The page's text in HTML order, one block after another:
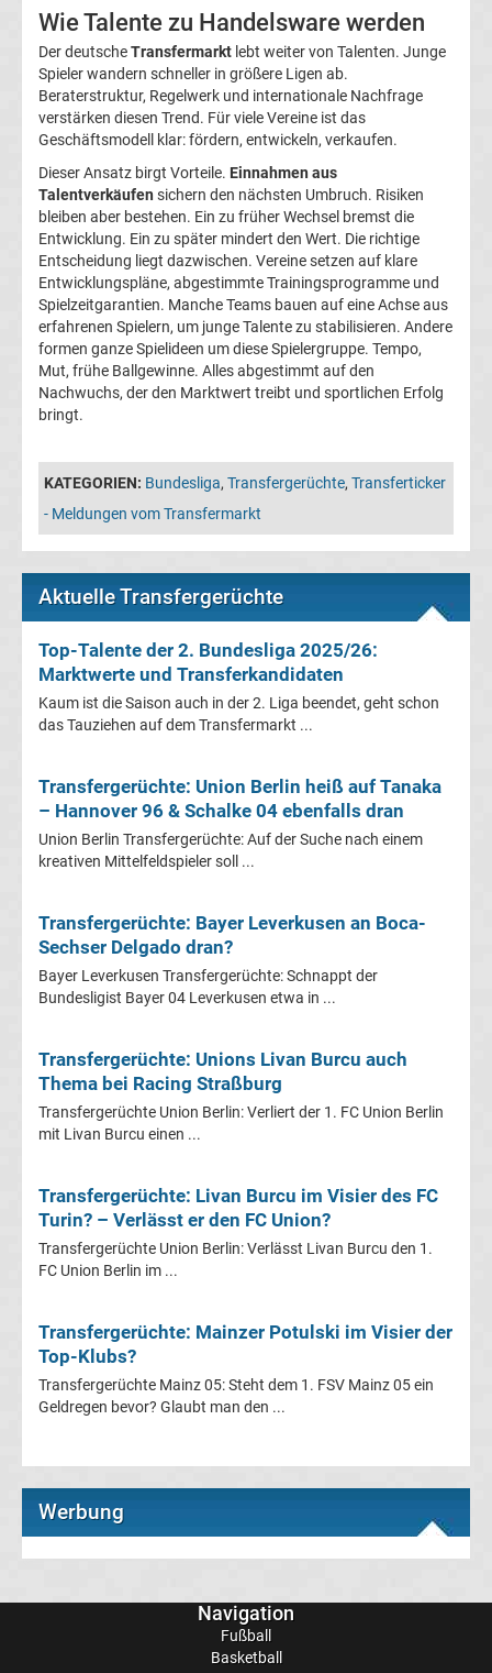
League
Premier
La
Liga
Serie
A
Süper
Internat.
Fußball
UEFA
League
Fußball
WM
Fußball
Frauenfußball
Transfergerüchte
Transferticker
Meldungen
Wie Talente zu Handelsware werden
Der deutscheTransfermarkt lebt weiter von Talenten. Junge
Spieler wandern schneller in größere Ligen ab.
Beraterstruktur, Regelwerk und internationale Nachfrage
verstärken diesen Trend. Für viele Vereine ist das
Geschäftsmodell klar: fördern, entwickeln, verkaufen.
Dieser Ansatz birgt Vorteile. Einnahmen aus
Talentverkäufen sichern den nächsten Umbruch. Risiken
bleiben aber bestehen. Ein zu früher Wechsel bremst die
Entwicklung. Ein zu später mindert den Wert. Die richtige
Entscheidung liegt dazwischen. Vereine setzen auf klare
Entwicklungspläne, abgestimmte Trainingsprogramme und
Spielzeitgarantien. Manche Teams bauen auf eine Achse aus
erfahrenen Spielern, um junge Talente zu stabilisieren. Andere
formen ganze Spielideen um diese Spielergruppe. Tempo,
Mut, frühe Ballgewinne. Alles abgestimmt auf den
Nachwuchs, der den Marktwert treibt und sportlichen Erfolg
bringt.
KATEGORIEN: Bundesliga, Transfergerüchte, Transferticker
- Meldungen vom Transfermarkt
Aktuelle Transfergerüchte
Top-Talente der 2. Bundesliga 2025/26:
Marktwerte und Transferkandidaten
Kaum ist die Saison auch in der 2. Liga beendet, geht schon
das Tauziehen auf dem Transfermarkt ...
Transfergerüchte: Union Berlin heiß auf Tanaka
– Hannover 96 & Schalke 04 ebenfalls dran
Union Berlin Transfergerüchte: Auf der Suche nach einem
kreativen Mittelfeldspieler soll ...
Transfergerüchte: Bayer Leverkusen an Boca-
Sechser Delgado dran?
Bayer Leverkusen Transfergerüchte: Schnappt der
Bundesligist Bayer 04 Leverkusen etwa in ...
Transfergerüchte: Unions Livan Burcu auch
Thema bei Racing Straßburg
Transfergerüchte Union Berlin: Verliert der 1. FC Union Berlin
mit Livan Burcu einen ...
Transfergerüchte: Livan Burcu im Visier des FC
Turin? – Verlässt er den FC Union?
Transfergerüchte Union Berlin: Verlässt Livan Burcu den 1.
FC Union Berlin im ...
Transfergerüchte: Mainzer Potulski im Visier der
Top-Klubs?
Transfergerüchte Mainz 05: Steht dem 1. FSV Mainz 05 ein
Geldregen bevor? Glaubt man den ...
Werbung
Navigation
Fußball
Basketball